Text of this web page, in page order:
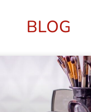
BLOG